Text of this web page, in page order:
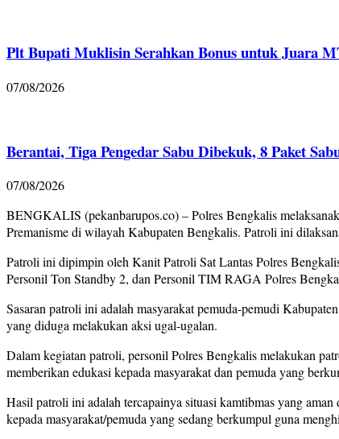
Plt Bupati Muklisin Serahkan Bonus untuk Juara
07/08/2026
Berantai, Tiga Pengedar Sabu Dibekuk, 8 Paket
07/08/2026
BENGKALIS (pekanbarupos.co) – Polres Bengkalis
Premanisme di wilayah Kabupaten Bengkalis. Patroli ini
Patroli ini dipimpin oleh Kanit Patroli Sat Lantas Polres
Personil Ton Standby 2, dan Personil TIM RAGA Polres
Sasaran patroli ini adalah masyarakat pemuda-pemudi
yang diduga melakukan aksi ugal-ugalan.
Dalam kegiatan patroli, personil Polres Bengkalis melakukan
memberikan edukasi kepada masyarakat dan pemuda yang
Hasil patroli ini adalah tercapainya situasi kamtibmas yang
kepada masyarakat/pemuda yang sedang berkumpul guna